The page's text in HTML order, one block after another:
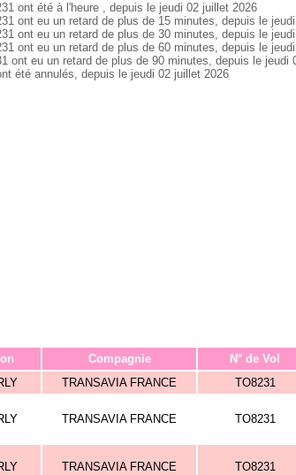
ont été à l'heure , depuis le jeudi 02 juillet 2026
ont eu un retard de plus de 15 minutes, depuis le
ont eu un retard de plus de 30 minutes, depuis le
ont eu un retard de plus de 60 minutes, depuis le
ont eu un retard de plus de 90 minutes, depuis le jeudi
été annulés, depuis le jeudi 02 juillet 2026
Compagnie N° de Vol
TRANSAVIA FRANCE TO8231
TRANSAVIA FRANCE TO8231
TRANSAVIA FRANCE TO8231